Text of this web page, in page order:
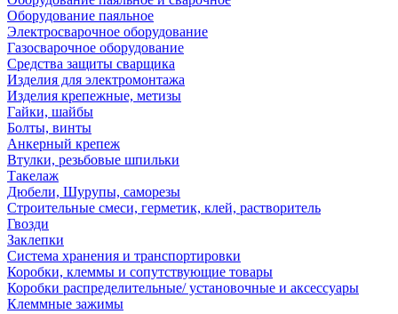
Оборудование паяльное
Электросварочное оборудование
Газосварочное оборудование
Средства защиты сварщика
Изделия для электромонтажа
Изделия крепежные, метизы
Гайки, шайбы
Болты, винты
Анкерный крепеж
Втулки, резьбовые шпильки
Такелаж
Дюбели, Шурупы, саморезы
Строительные смеси, герметик, клей, растворитель
Гвозди
Заклепки
Система хранения и транспортировки
Коробки, клеммы и сопутствующие товары
Коробки распределительные/ установочные и аксессуары
Клеммные зажимы